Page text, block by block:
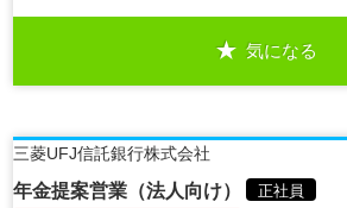
気になる
三菱UFJ信託銀行株式会社
年金提案営業（法人向け）
正社員